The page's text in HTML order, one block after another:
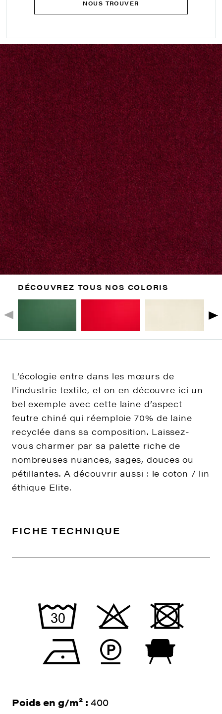
NOUS TROUVER
DÉCOUVREZ TOUS NOS COLORIS
L’écologie entre dans les mœurs de
l’industrie textile, et on en découvre ici un
bel exemple avec cette laine d’aspect
feutre chiné qui réemploie 70% de laine
recyclée dans sa composition. Laissez-
vous charmer par sa palette riche de
nombreuses nuances, sages, douces ou
pétillantes. A découvrir aussi : le coton / lin
éthique Elite.
FICHE TECHNIQUE
Poids en g/m² : 400